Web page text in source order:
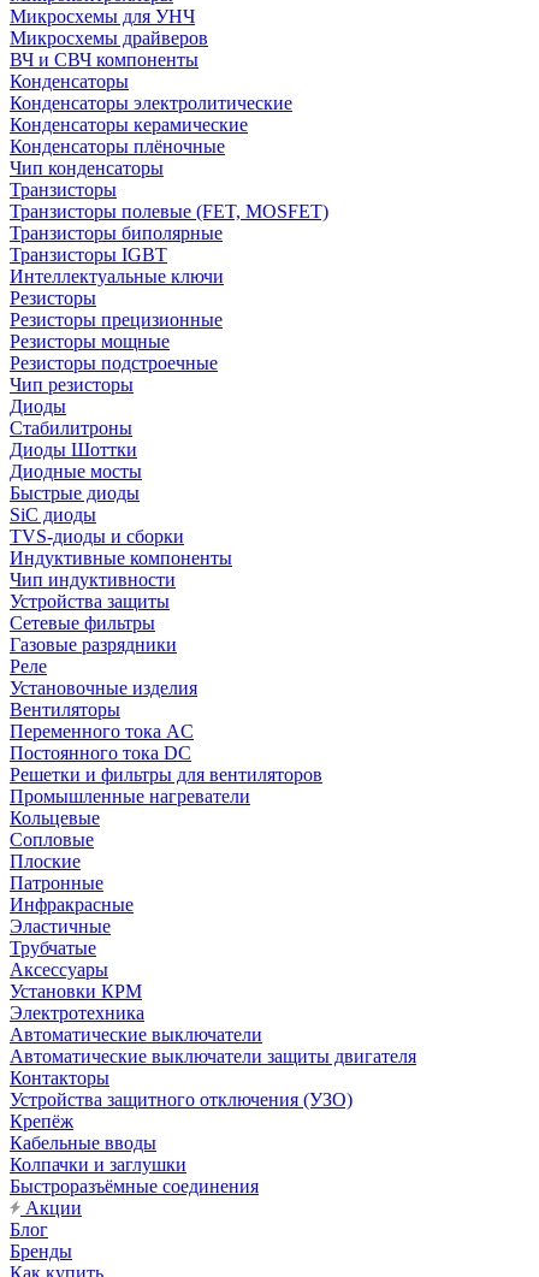
Микросхемы для УНЧ
Микросхемы драйверов
ВЧ и СВЧ компоненты
Конденсаторы
Конденсаторы электролитические
Конденсаторы керамические
Конденсаторы плёночные
Чип конденсаторы
Транзисторы
Транзисторы полевые (FET, MOSFET)
Транзисторы биполярные
Транзисторы IGBT
Интеллектуальные ключи
Резисторы
Резисторы прецизионные
Резисторы мощные
Резисторы подстроечные
Чип резисторы
Диоды
Стабилитроны
Диоды Шоттки
Диодные мосты
Быстрые диоды
SiC диоды
TVS-диоды и сборки
Индуктивные компоненты
Чип индуктивности
Устройства защиты
Сетевые фильтры
Газовые разрядники
Реле
Установочные изделия
Вентиляторы
Переменного тока AC
Постоянного тока DC
Решетки и фильтры для вентиляторов
Промышленные нагреватели
Кольцевые
Сопловые
Плоские
Патронные
Инфракрасные
Эластичные
Трубчатые
Аксессуары
Установки КРМ
Электротехника
Автоматические выключатели
Автоматические выключатели защиты двигателя
Контакторы
Устройства защитного отключения (УЗО)
Крепёж
Кабельные вводы
Колпачки и заглушки
Быстроразъёмные соединения
Акции
Блог
Бренды
Как купить